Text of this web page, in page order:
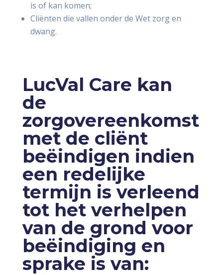
is of kan komen;
Cliënten die vallen onder de Wet zorg en
dwang.
LucVal Care kan
de
zorgovereenkomst
met de cliënt
beëindigen indien
een redelijke
termijn is verleend
tot het verhelpen
van de grond voor
beëindiging en
sprake is van: